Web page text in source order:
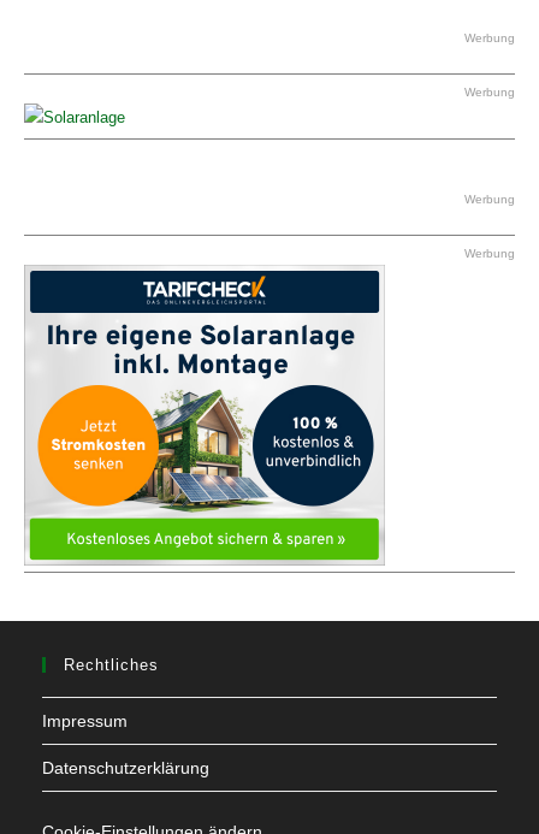
Werbung
Werbung
Werbung
Werbung
Rechtliches
Impressum
Datenschutzerklärung